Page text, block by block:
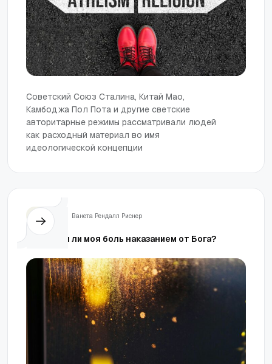
Советский Союз Сталина, Китай Мао,
Камбоджа Пол Пота и другие светские
авторитарные режимы рассматривали людей
как расходный материал во имя
идеологической концепции
Ванета Рендалл Риснер
Является ли моя боль наказанием от Бога?